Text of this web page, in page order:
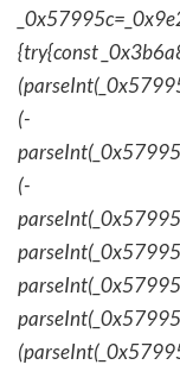
{try{const
(-
(-